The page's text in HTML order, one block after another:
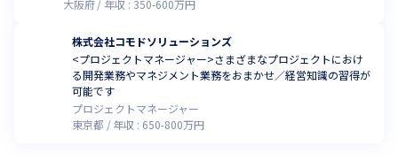
大阪府
年収 : 350-600万円
株式会社コモドソリューションズ
<プロジェクトマネージャー>さまざまなプロジェクトにおけ
る開発業務やマネジメント業務をおまかせ／経営知識の習得が
可能です
プロジェクトマネージャー
東京都
年収 : 650-800万円